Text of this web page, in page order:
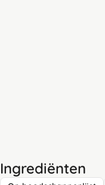
Ingrediënten